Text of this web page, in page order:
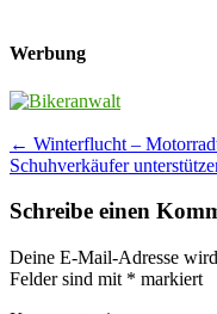
Werbung
Post
navigation
← Winterflucht –
Schuhverkäufer
Schreibe einen
Deine E-Mail-Adresse
Felder sind mit * markiert